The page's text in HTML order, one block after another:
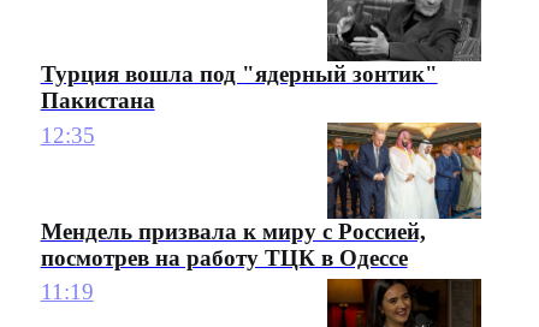
Турция вошла под "ядерный зонтик"
Пакистана
12:35
Мендель призвала к миру с Россией,
посмотрев на работу ТЦК в Одессе
11:19